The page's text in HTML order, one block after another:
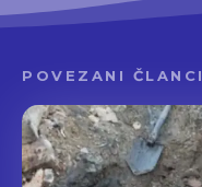
POVEZANI ČLANCI